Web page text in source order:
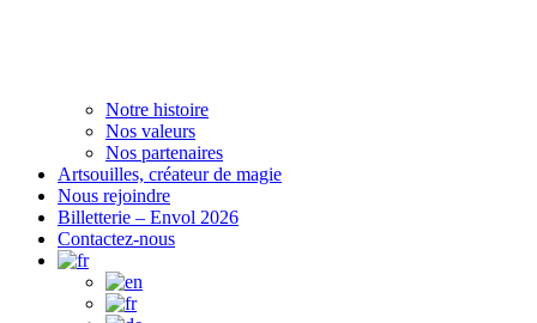
Notre histoire
Nos valeurs
Nos partenaires
Artsouilles, créateur de magie
Nous rejoindre
Billetterie – Envol 2026
Contactez-nous